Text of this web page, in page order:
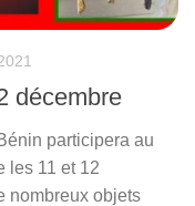
décembre
participera au
les 11 et 12
nombreux objets